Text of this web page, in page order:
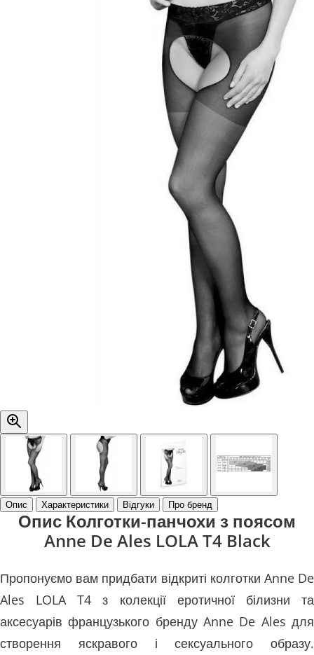
Опис Характеристики Відгуки Про бренд
Опис Колготки-панчохи з поясом
Anne De Ales LOLA T4 Black
Пропонуємо вам придбати відкриті колготки Anne De
Ales LOLA T4 з колекції еротичної білизни та
аксесуарів французького бренду Anne De Ales для
створення яскравого і сексуального образу.